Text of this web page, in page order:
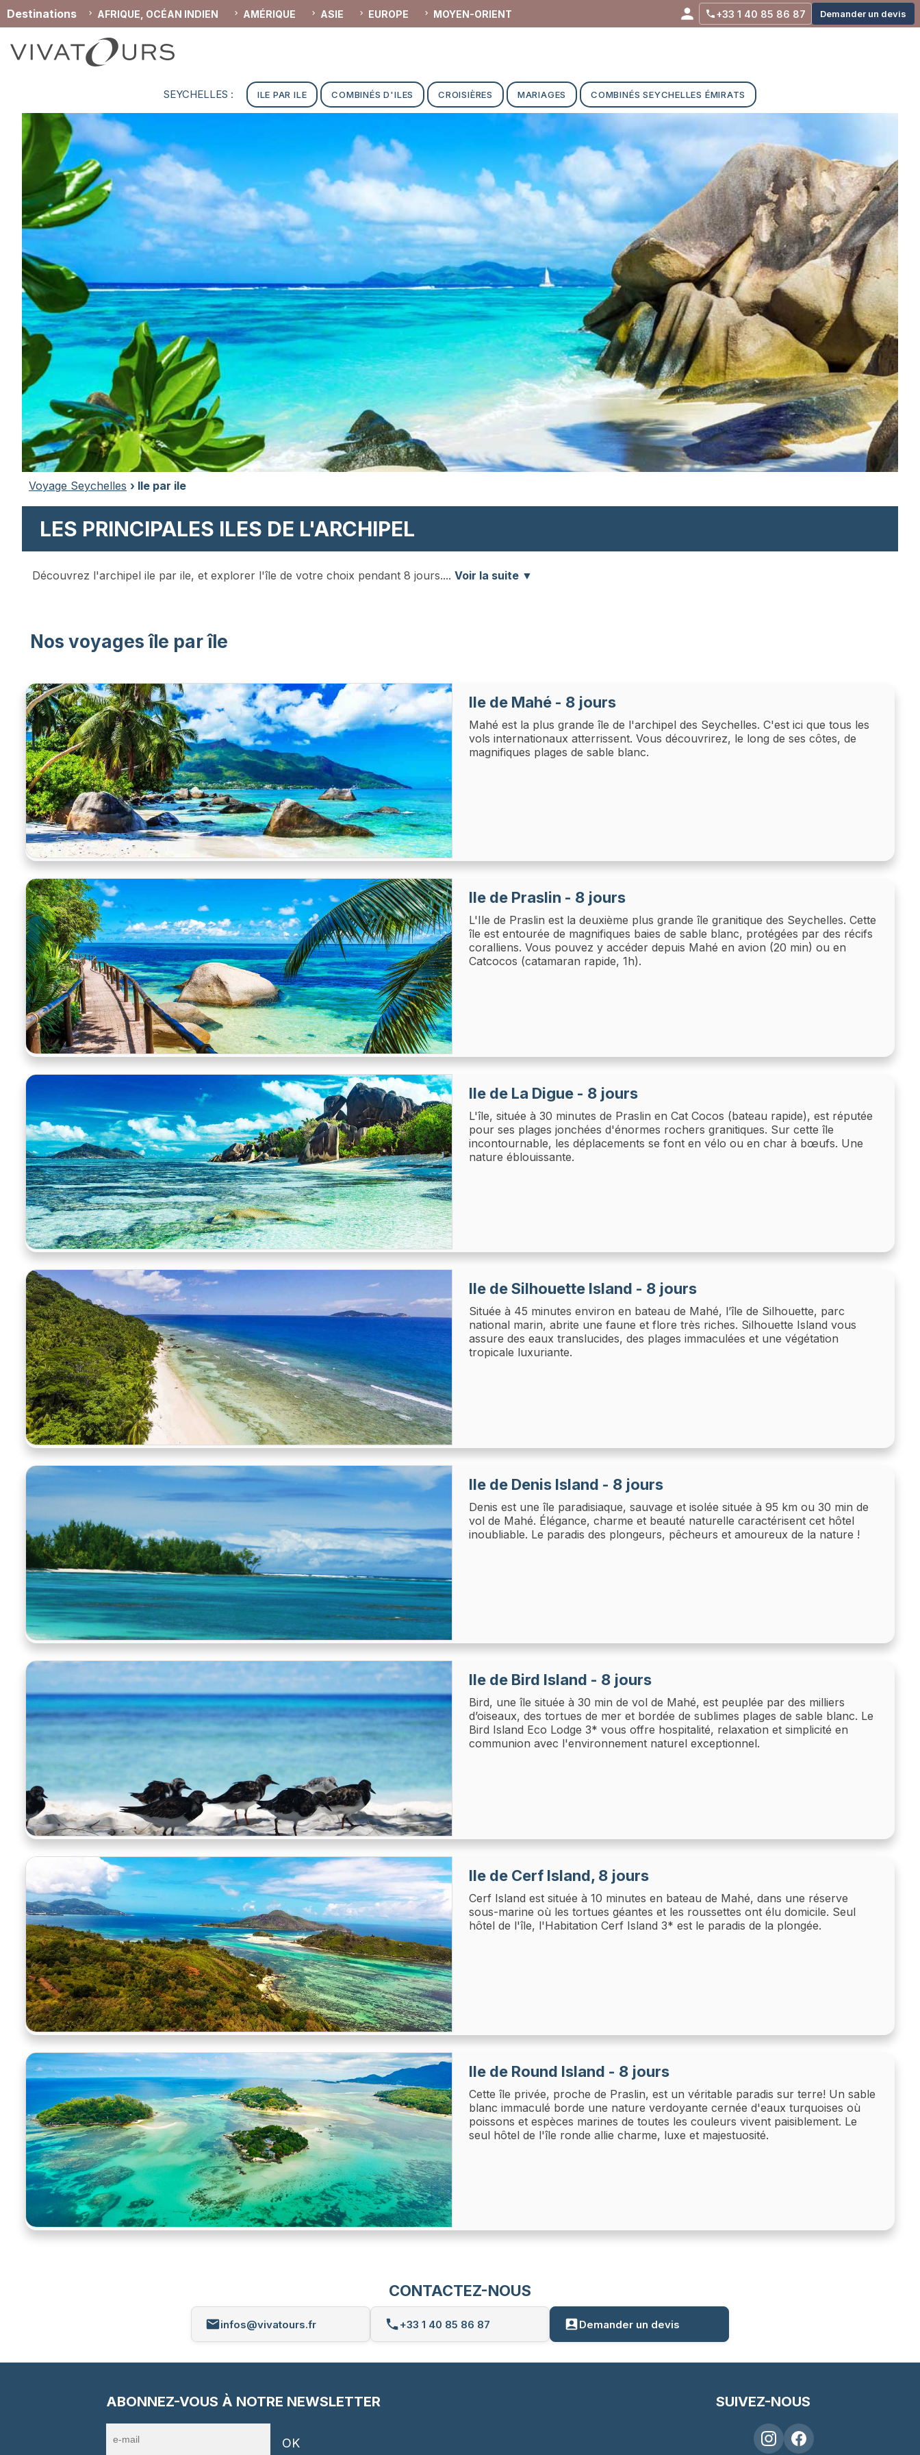
Voyage Seychelles › Ile par ile
LES PRINCIPALES ILES DE L'ARCHIPEL
Découvrez l'archipel ile par ile, et explorer l'île de votre choix pendant 8 jours.... Voir la suite ▼
Nos voyages île par île
Ile de Mahé - 8 jours
Mahé est la plus grande île de l'archipel des Seychelles. C'est ici que tous les
vols internationaux atterrissent. Vous découvrirez, le long de ses côtes, de
magnifiques plages de sable blanc.
Ile de Praslin - 8 jours
L'Ile de Praslin est la deuxième plus grande île granitique des Seychelles. Cette
île est entourée de magnifiques baies de sable blanc, protégées par des récifs
coralliens. Vous pouvez y accéder depuis Mahé en avion (20 min) ou en
Catcocos (catamaran rapide, 1h).
Ile de La Digue - 8 jours
L'île, située à 30 minutes de Praslin en Cat Cocos (bateau rapide), est réputée
pour ses plages jonchées d'énormes rochers granitiques. Sur cette île
incontournable, les déplacements se font en vélo ou en char à bœufs. Une
nature éblouissante.
Ile de Silhouette Island - 8 jours
Située à 45 minutes environ en bateau de Mahé, l’île de Silhouette, parc
national marin, abrite une faune et flore très riches. Silhouette Island vous
assure des eaux translucides, des plages immaculées et une végétation
tropicale luxuriante.
Ile de Denis Island - 8 jours
Denis est une île paradisiaque, sauvage et isolée située à 95 km ou 30 min de
vol de Mahé. Élégance, charme et beauté naturelle caractérisent cet hôtel
inoubliable. Le paradis des plongeurs, pêcheurs et amoureux de la nature !
Ile de Bird Island - 8 jours
Bird, une île située à 30 min de vol de Mahé, est peuplée par des milliers
d’oiseaux, des tortues de mer et bordée de sublimes plages de sable blanc. Le
Bird Island Eco Lodge 3* vous offre hospitalité, relaxation et simplicité en
communion avec l'environnement naturel exceptionnel.
Ile de Cerf Island, 8 jours
Cerf Island est située à 10 minutes en bateau de Mahé, dans une réserve
sous-marine où les tortues géantes et les roussettes ont élu domicile. Seul
hôtel de l'île, l'Habitation Cerf Island 3* est le paradis de la plongée.
Ile de Round Island - 8 jours
Cette île privée, proche de Praslin, est un véritable paradis sur terre! Un sable
blanc immaculé borde une nature verdoyante cernée d'eaux turquoises où
poissons et espèces marines de toutes les couleurs vivent paisiblement. Le
seul hôtel de l'île ronde allie charme, luxe et majestuosité.
CONTACTEZ-NOUS
infos@vivatours.fr +33 1 40 85 86 87 Demander un devis
ABONNEZ-VOUS À NOTRE NEWSLETTER
OK
SUIVEZ-NOUS
+33 1 40 85 86 87 Demander un devis
Destinations AFRIQUE, OCÉAN INDIEN AMÉRIQUE ASIE EUROPE MOYEN-ORIENT
SEYCHELLES : ILE PAR ILE COMBINÉS D'ILES CROISIÈRES MARIAGES COMBINÉS SEYCHELLES ÉMIRATS